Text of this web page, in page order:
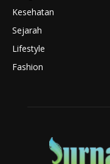
Kesehatan
Sejarah
Lifestyle
Fashion